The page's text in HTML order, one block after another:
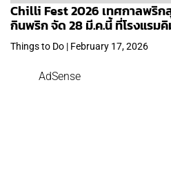
Chilli Fest 2026 เทศกาลพริ
กินพริก จัด 28 มี.ค.นี้ ที่โรงแรม
Things to Do | February 17, 2026
AdSense